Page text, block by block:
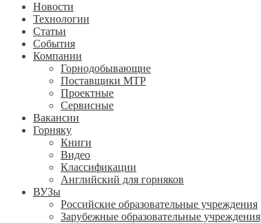
Новости
Технологии
Статьи
События
Компании
Горнодобывающие
Поставщики МТР
Проектные
Сервисные
Вакансии
Горняку
Книги
Видео
Классификации
Английский для горняков
ВУЗы
Российские образовательные учреждения
Зарубежные образовательные учреждения